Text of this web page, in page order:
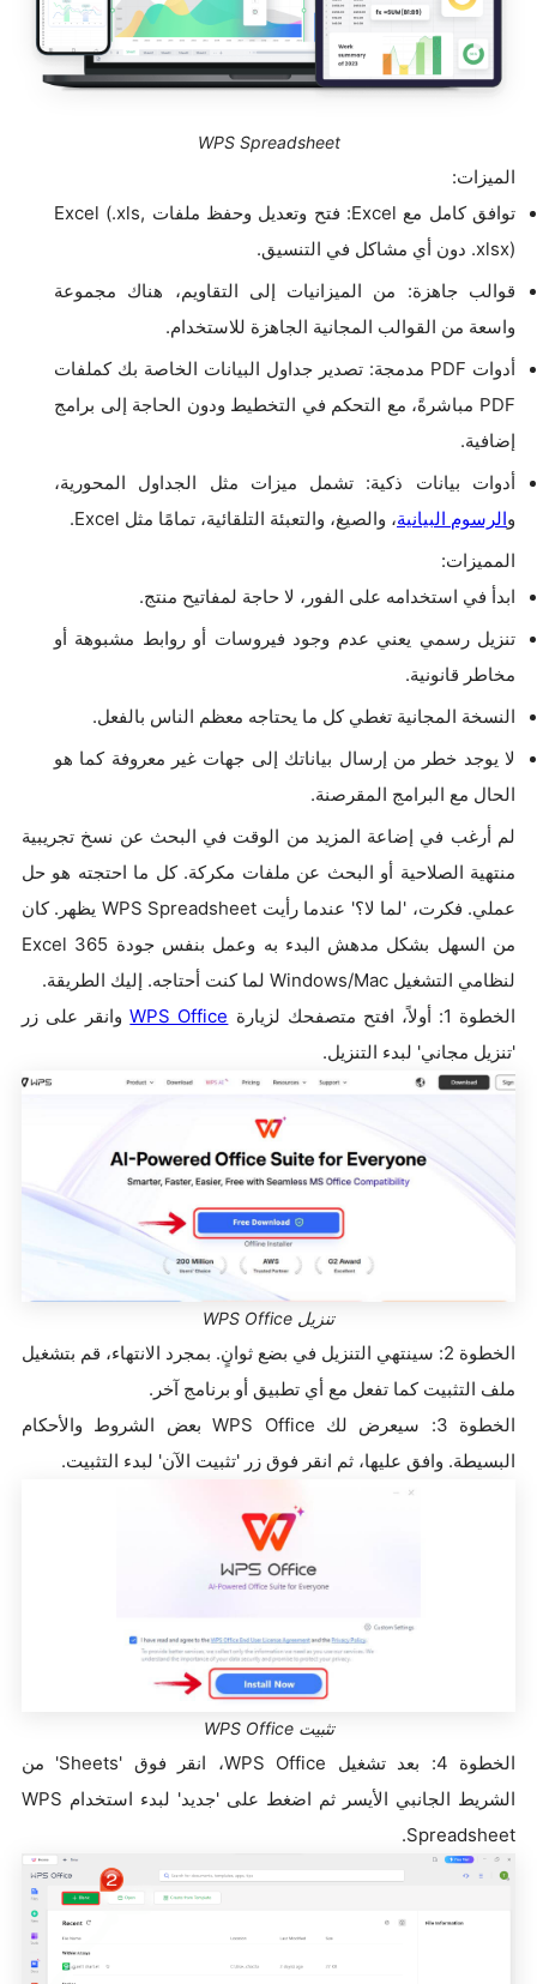
WPS Spreadsheet
الميزات:
توافق كامل مع Excel: فتح وتعديل وحفظ ملفات Excel (.xls,
.xlsx) دون أي مشاكل في التنسيق.
قوالب جاهزة: من الميزانيات إلى التقاويم، هناك مجموعة
واسعة من القوالب المجانية الجاهزة للاستخدام.
أدوات PDF مدمجة: تصدير جداول البيانات الخاصة بك كملفات
PDF مباشرةً، مع التحكم في التخطيط ودون الحاجة إلى برامج
إضافية.
أدوات بيانات ذكية: تشمل ميزات مثل الجداول المحورية،
والرسوم البيانية، والصيغ، والتعبئة التلقائية، تمامًا مثل Excel.
المميزات:
ابدأ في استخدامه على الفور، لا حاجة لمفاتيح منتج.
تنزيل رسمي يعني عدم وجود فيروسات أو روابط مشبوهة أو
مخاطر قانونية.
النسخة المجانية تغطي كل ما يحتاجه معظم الناس بالفعل.
لا يوجد خطر من إرسال بياناتك إلى جهات غير معروفة كما هو
الحال مع البرامج المقرصنة.
لم أرغب في إضاعة المزيد من الوقت في البحث عن نسخ تجريبية
منتهية الصلاحية أو البحث عن ملفات مكركة. كل ما احتجته هو حل
عملي. فكرت، 'لما لا؟' عندما رأيت WPS Spreadsheet يظهر. كان
من السهل بشكل مدهش البدء به وعمل بنفس جودة Excel 365
لنظامي التشغيل Windows/Mac لما كنت أحتاجه. إليك الطريقة.
الخطوة 1: أولاً، افتح متصفحك لزيارة
WPS Officeوانقر على زر
'تنزيل مجاني' لبدء التنزيل.
تنزيل WPS Office
الخطوة 2: سينتهي التنزيل في بضع ثوانٍ. بمجرد الانتهاء، قم بتشغيل
ملف التثبيت كما تفعل مع أي تطبيق أو برنامج آخر.
الخطوة 3: سيعرض لك WPS Office بعض الشروط والأحكام
البسيطة. وافق عليها، ثم انقر فوق زر 'تثبيت الآن' لبدء التثبيت.
تثبيت WPS Office
الخطوة 4: بعد تشغيل WPS Office، انقر فوق 'Sheets' من
الشريط الجانبي الأيسر ثم اضغط على 'جديد' لبدء استخدام WPS
Spreadsheet.